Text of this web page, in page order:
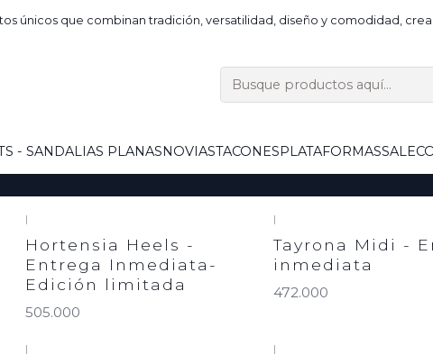
- SANDALIAS PLANASNOVIASTACONESPLATAFORMASSALE
únicos que combinan tradición, versatilidad, diseño y comodidad,
Inicio
|
Hortensia Heels -
Entrega Inmediata-
Edición limitada
505.000
|
Tayrona Midi -
inmediata
472.000
| |